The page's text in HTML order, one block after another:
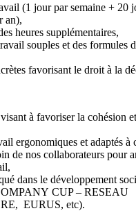
(1 jour par semaine + 20
an),
heures supplémentaires,
souples et des formules
favorisant le droit à la
à favoriser la cohésion
ergonomiques et adaptés à
de nos collaborateurs pour
dans le développement
CUP – RESEAU
EURUS, etc).